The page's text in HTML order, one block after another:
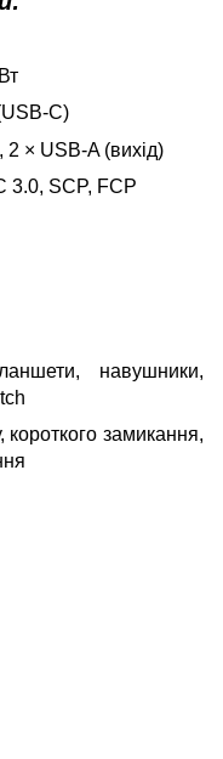
C)
2 × USB-A (вихід)
3.0, SCP, FCP
навушники,
короткого замикання,